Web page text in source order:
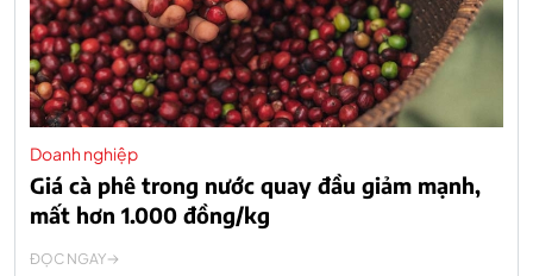
Doanh nghiệp
Giá cà phê trong nước quay đầu giảm mạnh,
mất hơn 1.000 đồng/kg
ĐỌC NGAY